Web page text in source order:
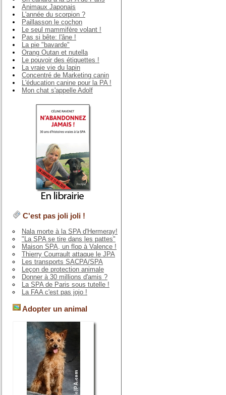
Animaux Japonais
L'année du scorpion ?
Paillasson le cochon
Le seul mammifère volant !
Pas si bête: l'âne !
La pie "bavarde"
Orang Outan et nutella
Le pouvoir des étiquettes !
La vraie vie du lapin
Concentré de Marketing canin
L'éducation canine pour la PA !
Mon chat s'appelle Adolf
C'est pas joli joli !
Nala morte à la SPA d'Hermeray!
"La SPA se tire dans les pattes"
Maison SPA, un flop à Valence !
Thierry Courrault attaque le JPA
Les transports SACPA/SPA
Leçon de protection animale
Donner à 30 millions d'amis ?
La SPA de Paris sous tutelle !
La FAA c'est pas jojo !
Adopter un animal